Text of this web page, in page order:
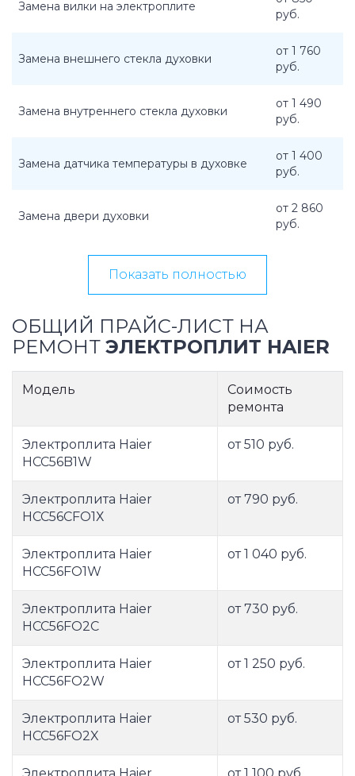
Замена вилки на электроплите
руб.
Замена внешнего стекла духовки
от 1 760
руб.
Замена внутреннего стекла духовки
от 1 490
руб.
Замена датчика температуры в духовке
от 1 400
руб.
Замена двери духовки
от 2 860
руб.
Показать полностью
ОБЩИЙ ПРАЙС-ЛИСТ НА
РЕМОНТ ЭЛЕКТРОПЛИТ HAIER
Модель
Соимость
ремонта
Электроплита Haier
HCC56B1W
от 510 руб.
Электроплита Haier
HCC56CFO1Х
от 790 руб.
Электроплита Haier
HCC56FO1W
от 1 040 руб.
Электроплита Haier
HCC56FO2C
от 730 руб.
Электроплита Haier
HCC56FO2W
от 1 250 руб.
Электроплита Haier
HCC56FO2X
от 530 руб.